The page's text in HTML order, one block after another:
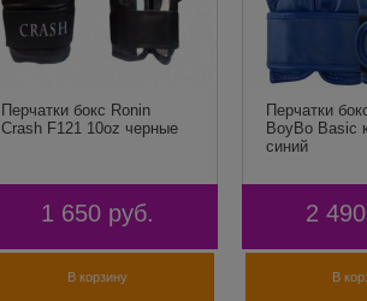
Перчатки бокс Ronin
Crash F121 10oz черные
1 650 руб.
В корзину
Перчатки
BoyBo Basic
синий
2 490
В